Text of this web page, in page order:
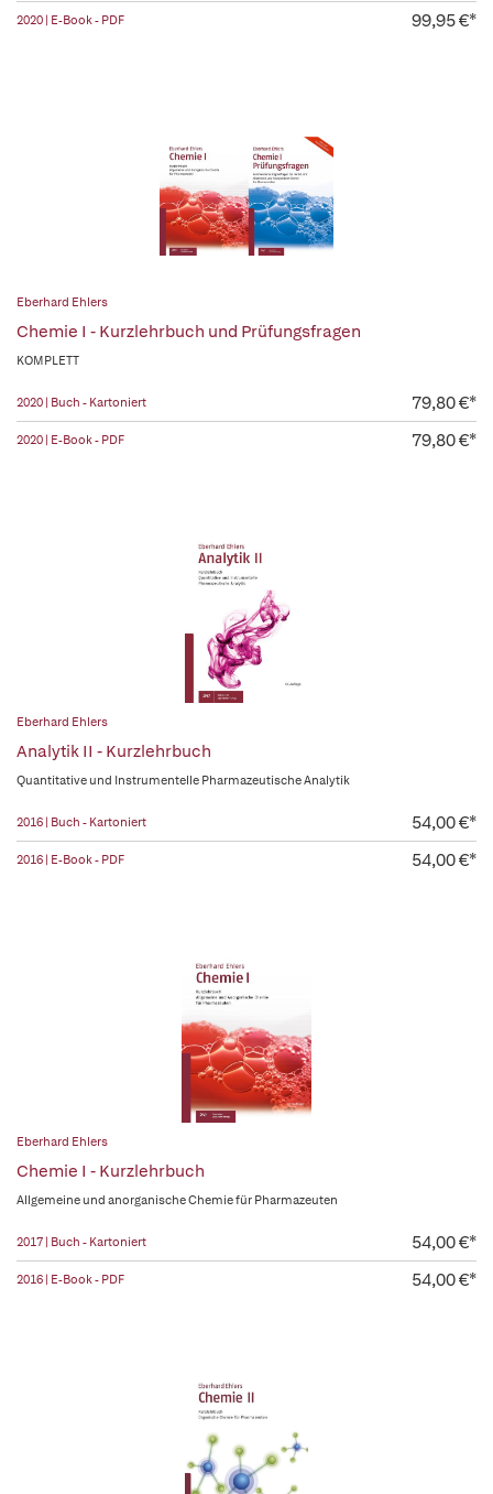
2020 | E-Book - PDF 99,95 €*
Eberhard Ehlers
Chemie I - Kurzlehrbuch und Prüfungsfragen
KOMPLETT
2020 | Buch - Kartoniert 79,80 €*
2020 | E-Book - PDF 79,80 €*
Eberhard Ehlers
Analytik II - Kurzlehrbuch
Quantitative und Instrumentelle Pharmazeutische Analytik
2016 | Buch - Kartoniert 54,00 €*
2016 | E-Book - PDF 54,00 €*
Eberhard Ehlers
Chemie I - Kurzlehrbuch
Allgemeine und anorganische Chemie für Pharmazeuten
2017 | Buch - Kartoniert 54,00 €*
2016 | E-Book - PDF 54,00 €*